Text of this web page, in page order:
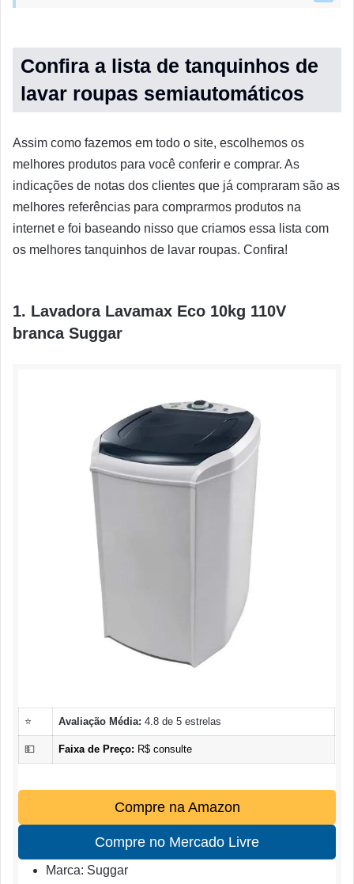
Confira a lista de tanquinhos de
lavar roupas semiautomáticos
Assim como fazemos em todo o site, escolhemos os
melhores produtos para você conferir e comprar. As
indicações de notas dos clientes que já compraram são as
melhores referências para comprarmos produtos na
internet e foi baseando nisso que criamos essa lista com
os melhores tanquinhos de lavar roupas. Confira!
1. Lavadora Lavamax Eco 10kg 110V
branca Suggar
⭐ Avaliação Média: 4.8 de 5 estrelas
💵 Faixa de Preço: R$ consulte
Compre na Amazon
Compre no Mercado Livre
Marca: Suggar